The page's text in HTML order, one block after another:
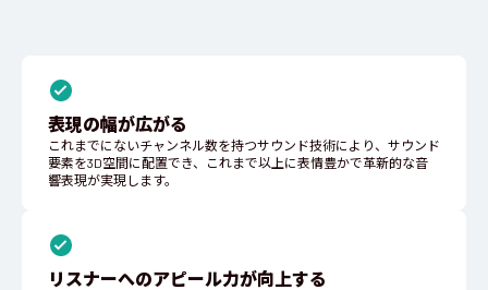
表現の幅が広がる
これまでにないチャンネル数を持つサウンド技術により、サウンド
要素を3D空間に配置でき、これまで以上に表情豊かで革新的な音
響表現が実現します。
リスナーへのアピール力が向上する